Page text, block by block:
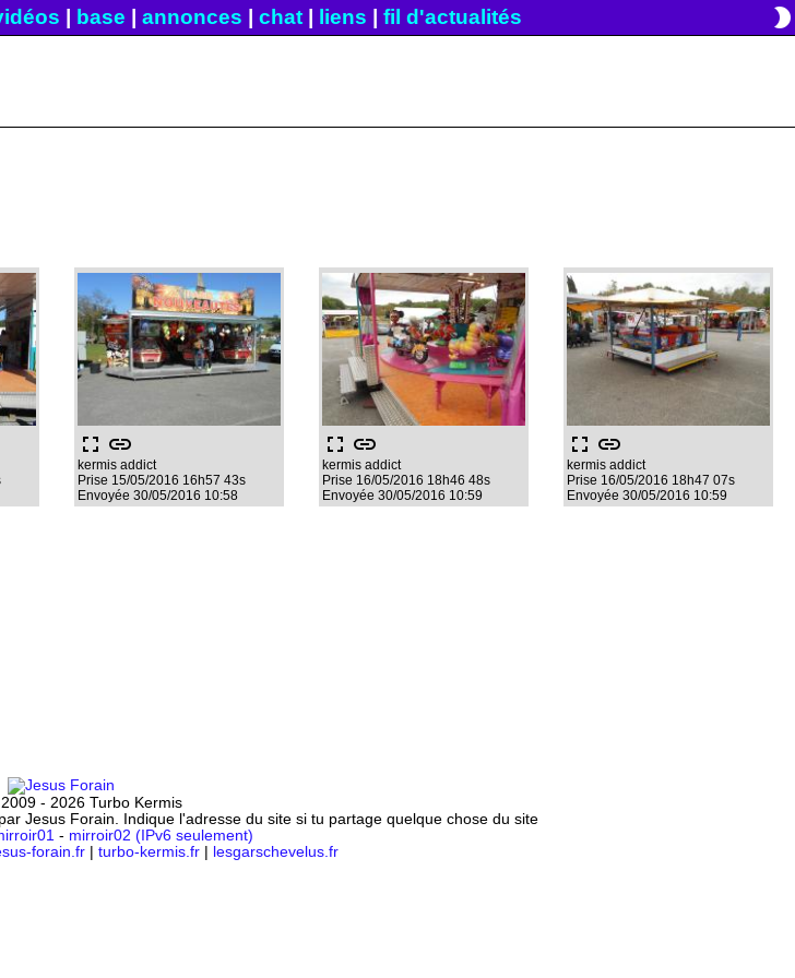
base annonces chat| liens fil d'actualités brightness_2
fullscreen link
kermis addict
Prise 15/05/2016 16h57 43s
Envoyée 30/05/2016 10:58
fullscreen link
kermis addict
Prise 16/05/2016 18h46 48s
Envoyée 30/05/2016 10:59
fullscreen link
kermis addict
Prise 16/05/2016 18h47 07s
Envoyée 30/05/2016 10:59
- 2026 Turbo Kermis
Jesus Forain. Indique l'adresse du site si tu partage quelque chose du site
- mirroir02 (IPv6 seulement)
forain.fr| turbo-kermis.fr| lesgarschevelus.fr